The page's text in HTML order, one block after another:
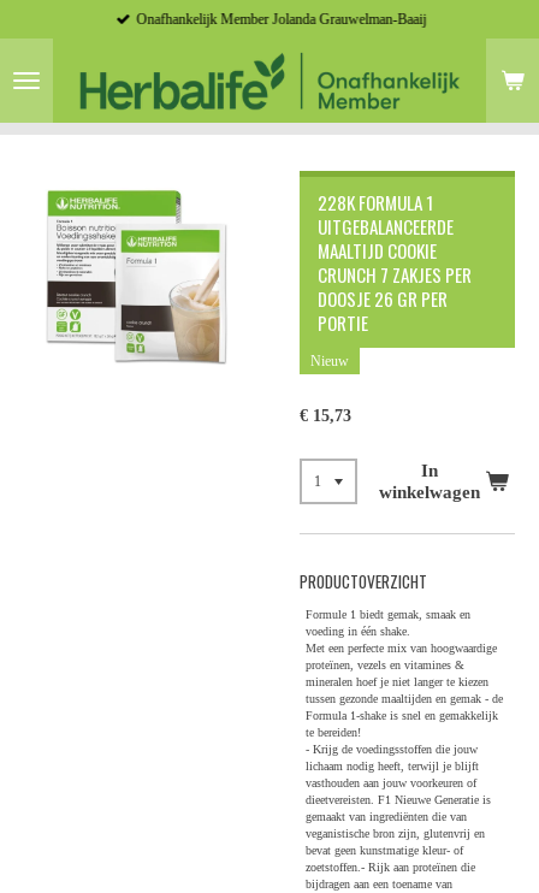
naar
hoofdinhoud
Onafhankelijk Member Jolanda Grauwelman-Baaij
228K FORMULA 1
UITGEBALANCEERDE
MAALTIJD COOKIE
CRUNCH 7 ZAKJES PER
DOOSJE 26 GR PER
PORTIE
Nieuw
€ 15,73
In
winkelwagen
PRODUCTOVERZICHT
Formule 1 biedt gemak, smaak en
voeding in één shake.
Met een perfecte mix van hoogwaardige
proteïnen, vezels en vitamines &
mineralen hoef je niet langer te kiezen
tussen gezonde maaltijden en gemak - de
Formula 1-shake is snel en gemakkelijk
te bereiden!
- Krijg de voedingsstoffen die jouw
lichaam nodig heeft, terwijl je blijft
vasthouden aan jouw voorkeuren of
dieetvereisten. F1 Nieuwe Generatie is
gemaakt van ingrediënten die van
veganistische bron zijn, glutenvrij en
bevat geen kunstmatige kleur- of
zoetstoffen.- Rijk aan proteïnen die
bijdragen ​​aan een toename van